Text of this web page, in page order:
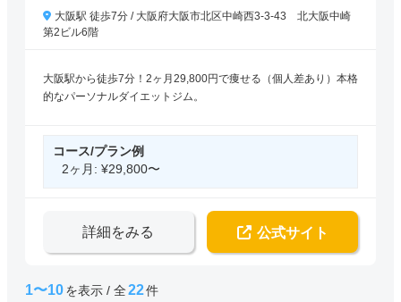
大阪駅 徒歩7分 / 大阪府大阪市北区中崎西3-3-43 北大阪中崎
第2ビル6階
大阪駅から徒歩7分！2ヶ月29,800円で痩せる（個人差あり）本格
的なパーソナルダイエットジム。
コース/プラン例
2ヶ月: ¥29,800〜
詳細をみる 公式サイト
1〜10を表示 / 全22件